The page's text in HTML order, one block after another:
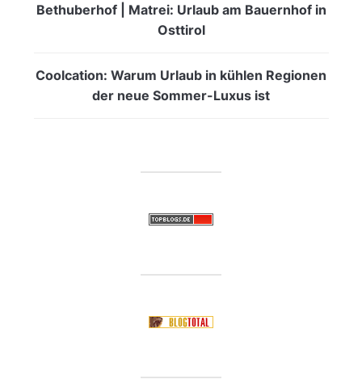
Bethuberhof | Matrei: Urlaub am Bauernhof in
Osttirol
Coolcation: Warum Urlaub in kühlen Regionen
der neue Sommer-Luxus ist